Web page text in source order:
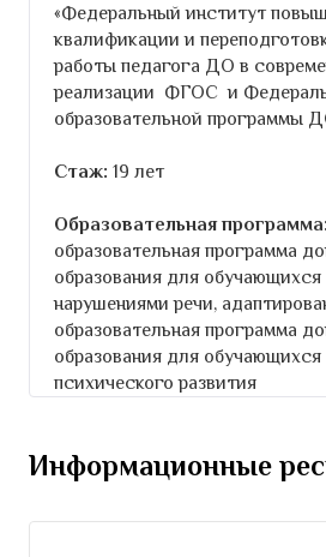
«Федеральный институт
квалификации и
работы педагога ДО в
реализации ФГОС и
образовательной программы
Стаж: 19 лет
Образовательная программа:
образовательная программа
образования для
нарушениями речи,
образовательная программа
образования для обучающихся
психического развития
Информационные